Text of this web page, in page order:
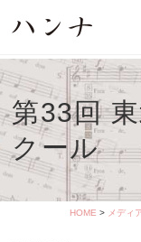
第33回
クール
HOME > メディ